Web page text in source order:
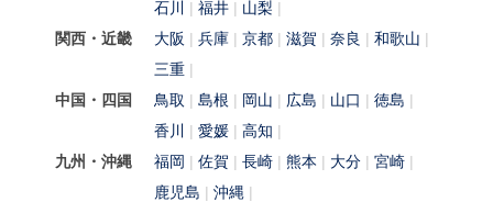
石川
福井
山梨
関西・近畿
大阪 兵庫 京都 滋賀 奈良
和歌山
三重
中国・四国
鳥取 島根 岡山 広島 山口
徳島
香川
愛媛
高知
九州・沖縄
福岡 佐賀 長崎 熊本 大分
宮崎
鹿児島
沖縄